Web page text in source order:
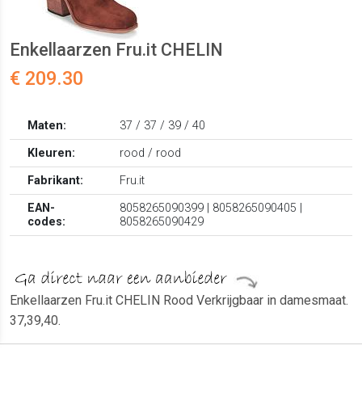
Enkellaarzen Fru.it CHELIN
€ 209.30
Maten:
37 / 37 / 39 / 40
Kleuren:
rood / rood
Fabrikant:
Fru.it
EAN-
codes:
8058265090399 | 8058265090405 |
8058265090429
Enkellaarzen Fru.it CHELIN Rood Verkrijgbaar in damesmaat.
37,39,40.